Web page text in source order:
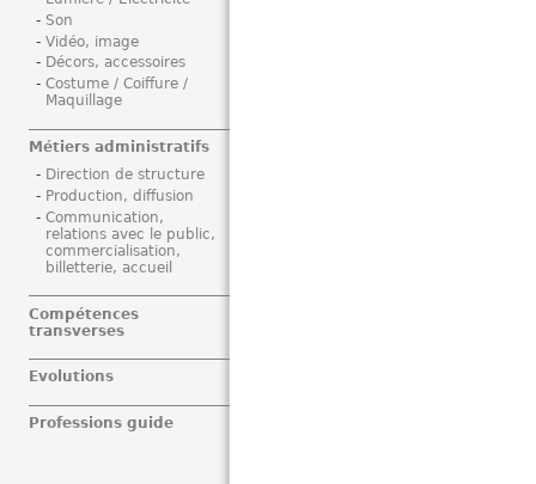
Son
Vidéo, image
Décors, accessoires
Costume / Coiffure /
Maquillage
Métiers administratifs
Direction de structure
Production, diffusion
Communication,
relations avec le public,
commercialisation,
billetterie, accueil
Compétences
transverses
Evolutions
Professions guide